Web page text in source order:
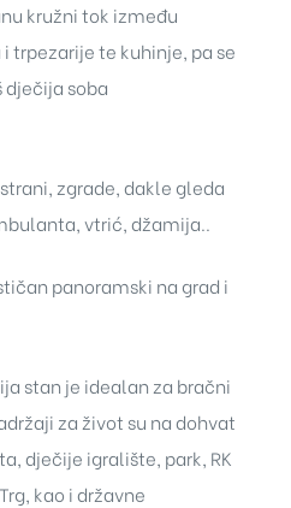
kružni tok između
trpezarije te kuhinje, pa se
soba
zgrade, dakle gleda
vtrić, džamija..
panoramski na grad i
stan je idealan za bračni
za život su na dohvat
dječije igralište, park, RK
kao i državne